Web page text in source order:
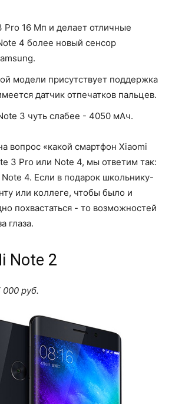
Pro 16 Мп и делает отличные
4 более новый сенсор
модели присутствует поддержка
датчик отпечатков пальцев.
3 чуть слабее - 4050 мАч.
вопрос «какой смартфон Xiaomi
3 Pro или Note 4, мы ответим так:
4. Если в подарок школьнику-
или коллеге, чтобы было и
похвастаться - то возможностей
глаза.
Note 2
руб.